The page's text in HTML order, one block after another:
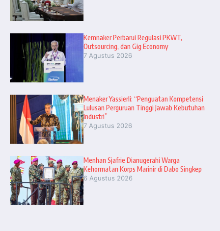
Kemnaker Perbarui Regulasi PKWT,
Outsourcing, dan Gig Economy
7 Agustus 2026
Menaker Yassierli: “Penguatan Kompetensi
Lulusan Perguruan Tinggi Jawab Kebutuhan
Industri”
7 Agustus 2026
Menhan Sjafrie Dianugerahi Warga
Kehormatan Korps Marinir di Dabo Singkep
6 Agustus 2026